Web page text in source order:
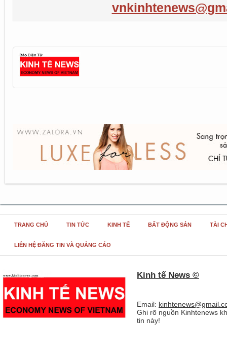
TRANG CHỦ TIN TỨC KINH TẾ BẤT ĐỘNG SẢN TÀI
LIÊN HỆ ĐĂNG TIN VÀ QUẢNG CÁO
Kinh tế News ©
Email:
Ghi rõ nguồn Kinhtenews
tin này!